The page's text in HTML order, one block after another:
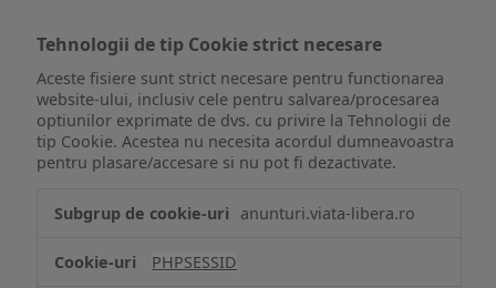
Tehnologii de tip Cookie strict necesare
Aceste fisiere sunt strict necesare pentru functionarea
website-ului, inclusiv cele pentru salvarea/procesarea
optiunilor exprimate de dvs. cu privire la Tehnologii de
tip Cookie. Acestea nu necesita acordul dumneavoastra
pentru plasare/accesare si nu pot fi dezactivate.
de
Cookie
anunturi.viata-libera.ro
PHPSESSID